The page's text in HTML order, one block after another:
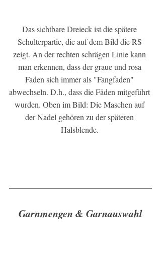
Das sichtbare Dreieck ist die spätere
Schulterpartie, die auf dem Bild die RS
zeigt. An der rechten schrägen Linie kann
man erkennen, dass der graue und rosa
Faden sich immer als "Fangfaden"
abwechseln. D.h., dass die Fäden mitgeführt
wurden. Oben im Bild: Die Maschen auf
der Nadel gehören zu der späteren
Halsblende.
Garnmengen & Garnauswahl